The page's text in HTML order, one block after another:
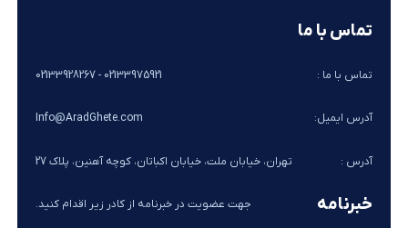
تماس با ما
تماس با ما : 02133975921 - 02133928267
آدرس ایمیل: Info@AradGhete.com
آدرس : تهران، خیابان ملت، خیابان اکباتان، کوچه آهنین، پلاک 27
خبرنامه جهت عضویت در خبرنامه از کادر زیر اقدام کنید.